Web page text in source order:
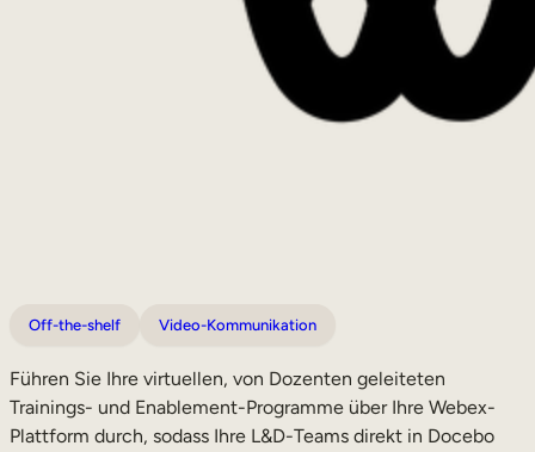
Off-the-shelf Video-Kommunikation
Führen Sie Ihre virtuellen, von Dozenten geleiteten
Trainings- und Enablement-Programme über Ihre Webex-
Plattform durch, sodass Ihre L&D-Teams direkt in Docebo